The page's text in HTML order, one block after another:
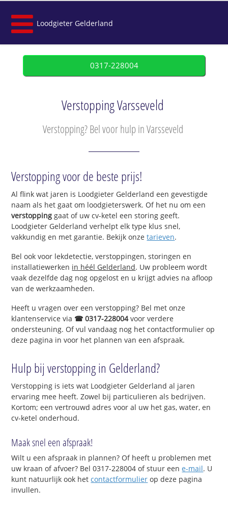
Loodgieter Gelderland
0317-228004
Verstopping Varsseveld
Verstopping? Bel voor hulp in Varsseveld
Verstopping voor de beste prijs!
Al flink wat jaren is Loodgieter Gelderland een gevestigde
naam als het gaat om loodgieterswerk. Of het nu om een
verstopping gaat of uw cv-ketel een storing geeft.
Loodgieter Gelderland verhelpt elk type klus snel,
vakkundig en met garantie. Bekijk onzetarieven.
Bel ook voor lekdetectie, verstoppingen, storingen en
installatiewerken in héél Gelderland. Uw probleem wordt
vaak dezelfde dag nog opgelost en u krijgt advies na afloop
van de werkzaamheden.
Heeft u vragen over een verstopping? Bel met onze
klantenservice via ☎ 0317-228004voor verdere
ondersteuning. Of vul vandaag nog het contactformulier op
deze pagina in voor het plannen van een afspraak.
Hulp bij verstopping in Gelderland?
Verstopping is iets wat Loodgieter Gelderland al jaren
ervaring mee heeft. Zowel bij particulieren als bedrijven.
Kortom; een vertrouwd adres voor al uw het gas, water, en
cv-ketel onderhoud.
Maak snel een afspraak!
Wilt u een afspraak in plannen? Of heeft u problemen met
uw kraan of afvoer? Bel 0317-228004 of stuur eene-mail. U
kunt natuurlijk ook hetcontactformulier op deze pagina
invullen.